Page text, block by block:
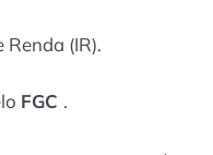
(IR).
FGC .